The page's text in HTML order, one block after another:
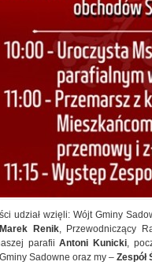
udział wzięli: Wójt Gminy
Marek Renik, Przewodniczący
parafiiAntoni Kunicki,
Sadowne oraz my – Zespół